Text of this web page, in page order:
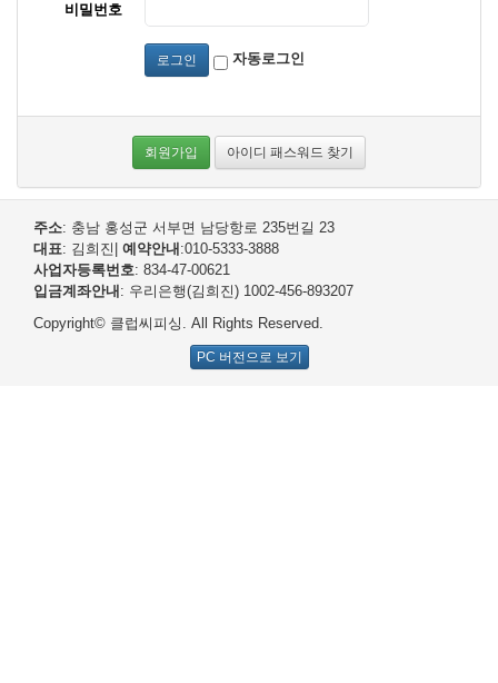
비밀번호
로그인 자동로그인
회원가입 아이디 패스워드 찾기
주소: 충남 홍성군 서부면 남당항로 235번길 23
대표: 김희진 예약안내 :010-5333-3888
사업자등록번호: 834-47-00621
입금계좌안내 : 우리은행(김희진) 1002-456-893207
Copyright© 클럽씨피싱. All Rights Reserved.
PC 버전으로 보기